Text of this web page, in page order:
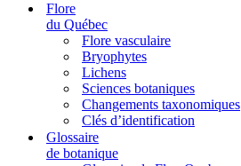
Flore
du Québec
Flore vasculaire
Bryophytes
Lichens
Sciences botaniques
Changements taxonomiques
Clés d’identification
Glossaire
de botanique